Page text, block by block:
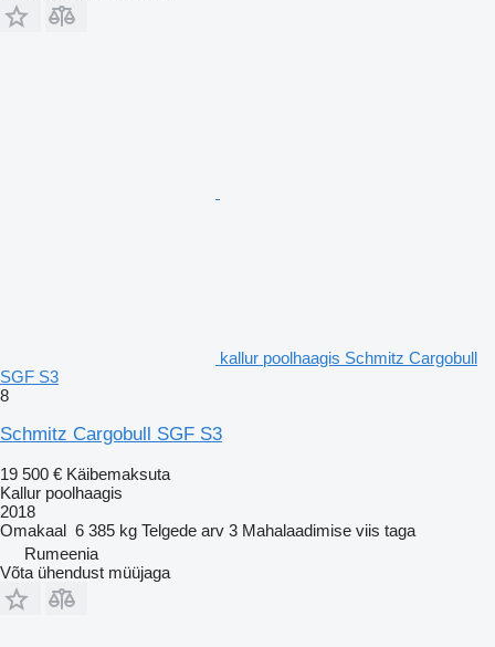
kallur poolhaagis Schmitz Cargobull
SGF S3
8
Schmitz Cargobull SGF S3
19 500 € Käibemaksuta
Kallur poolhaagis
2018
Omakaal 6 385 kg Telgede arv 3 Mahalaadimise viis taga
Rumeenia
Võta ühendust müüjaga